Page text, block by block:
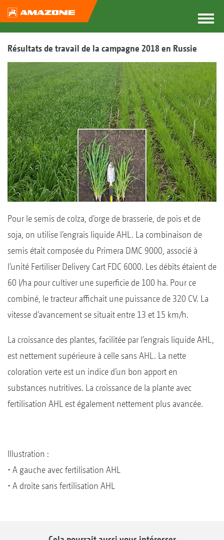
Résultats de travail de la campagne 2018 en Russie
Pour le semis de colza, d’orge de brasserie, de pois et de
soja, on utilise l’engrais liquide AHL. La combinaison de
semis était composée du Primera DMC 9000, associé à
l’unité Fertiliser Delivery Cart FDC 6000. Les débits étaient de
60 l/ha pour cultiver une superficie de 100 ha. Pour ce
combiné, le tracteur affichait une puissance de 320 CV. La
vitesse d’avancement se situait entre 13 et 15 km/h.
La croissance des plantes, facilitée par l’engrais liquide AHL,
est nettement supérieure à celle sans AHL. La nette
coloration verte est un indice d’un bon apport en
substances nutritives. La croissance de la plante avec
fertilisation AHL est également nettement plus avancée.
Illustration :
• A gauche avec fertilisation AHL
• A droite sans fertilisation AHL